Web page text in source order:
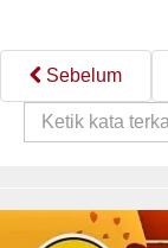
Sebelum
Cari
Berita::